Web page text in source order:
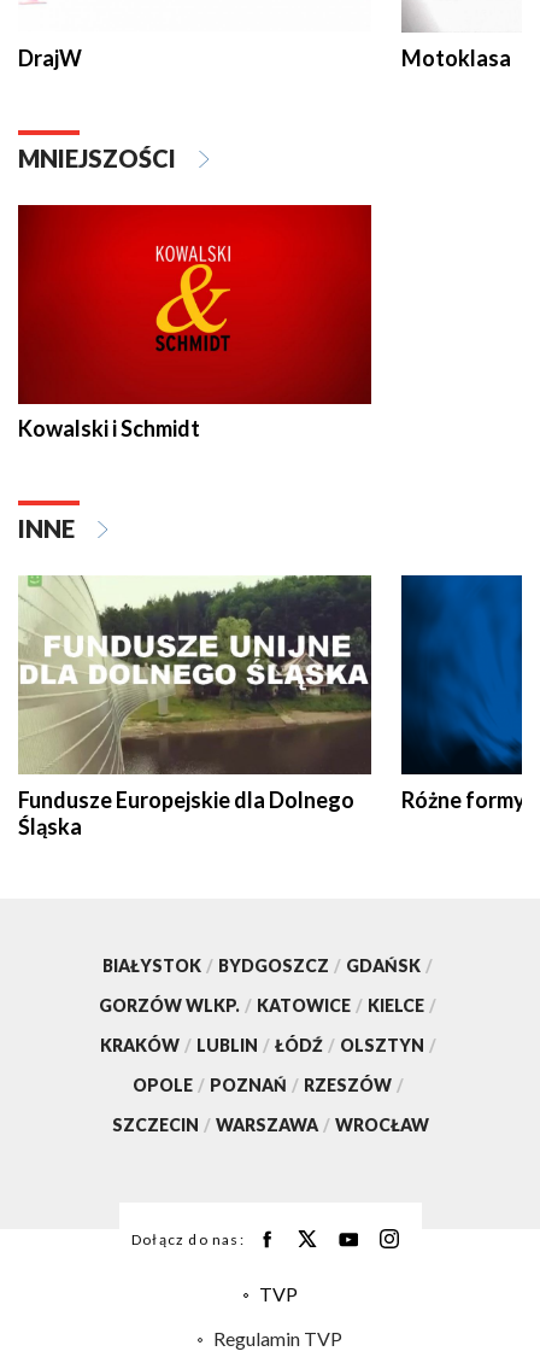
DrajW Motoklasa
MNIEJSZOŚCI
Kowalski i Schmidt
INNE
Fundusze Europejskie dla Dolnego
Śląska
Różne formy
BIAŁYSTOK / BYDGOSZCZ / GDAŃSK /
GORZÓW WLKP. / KATOWICE / KIELCE /
KRAKÓW / LUBLIN / ŁÓDŹ / OLSZTYN /
OPOLE / POZNAŃ / RZESZÓW /
SZCZECIN / WARSZAWA / WROCŁAW
Dołącz do nas:
TVP
Regulamin TVP